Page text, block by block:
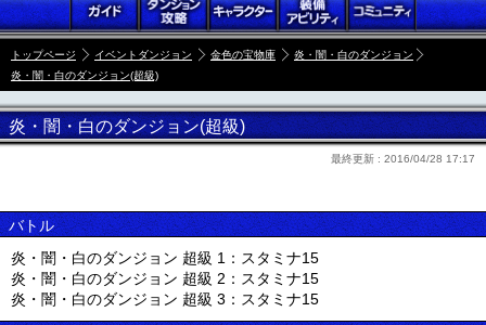
トップページ イベントダンジョン 金色の宝物庫
炎・闇・白のダンジョン
炎・闇・白のダンジョン(超級)
炎・闇・白のダンジョン(超級)
最終更新 : 2016/04/28 17:17
バトル
炎・闇・白のダンジョン 超級 1：スタミナ15
炎・闇・白のダンジョン 超級 2：スタミナ15
炎・闇・白のダンジョン 超級 3：スタミナ15